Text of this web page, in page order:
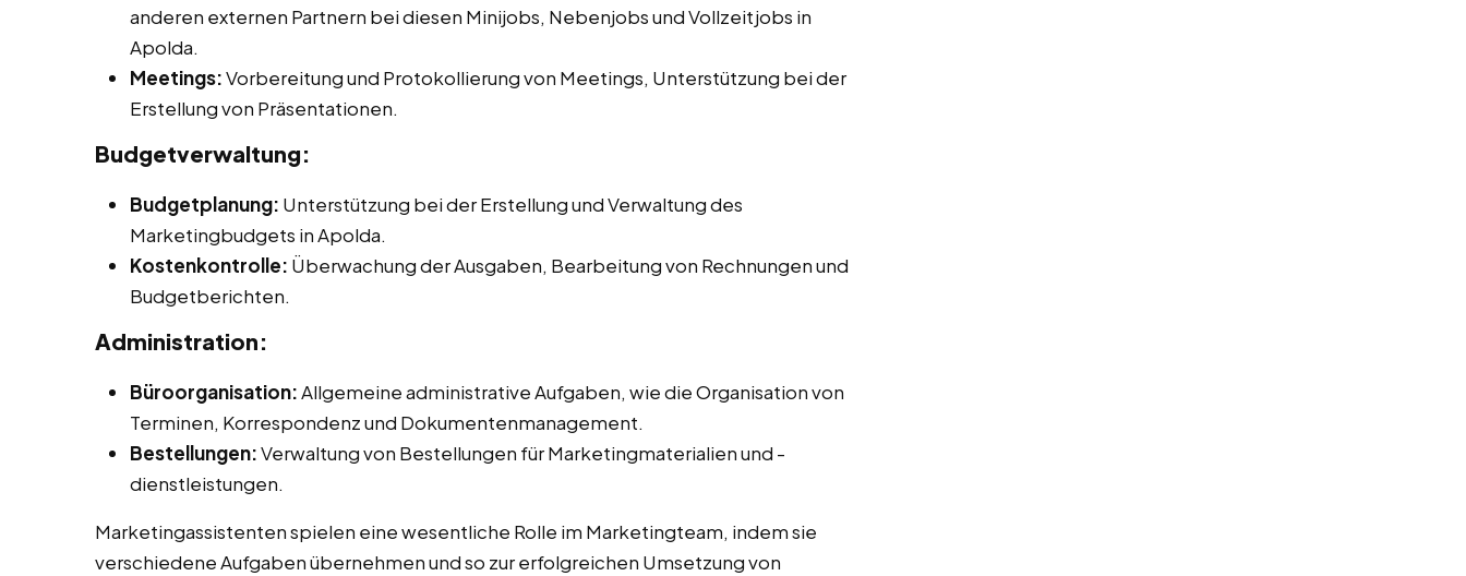
anderen externen Partnern bei diesen Minijobs, Nebenjobs und Vollzeitjobs in
Apolda.
Meetings:Vorbereitung und Protokollierung von Meetings, Unterstützung bei der
Erstellung von Präsentationen.
Budgetverwaltung:
Budgetplanung: Unterstützung bei der Erstellung und Verwaltung des
Marketingbudgets in Apolda.
Kostenkontrolle: Überwachung der Ausgaben, Bearbeitung von Rechnungen und
Budgetberichten.
Administration:
Büroorganisation:Allgemeine administrative Aufgaben, wie die Organisation von
Terminen, Korrespondenz und Dokumentenmanagement.
Bestellungen:Verwaltung von Bestellungen für Marketingmaterialien und -
dienstleistungen.
Marketingassistenten spielen eine wesentliche Rolle im Marketingteam, indem sie
verschiedene Aufgaben übernehmen und so zur erfolgreichen Umsetzung von